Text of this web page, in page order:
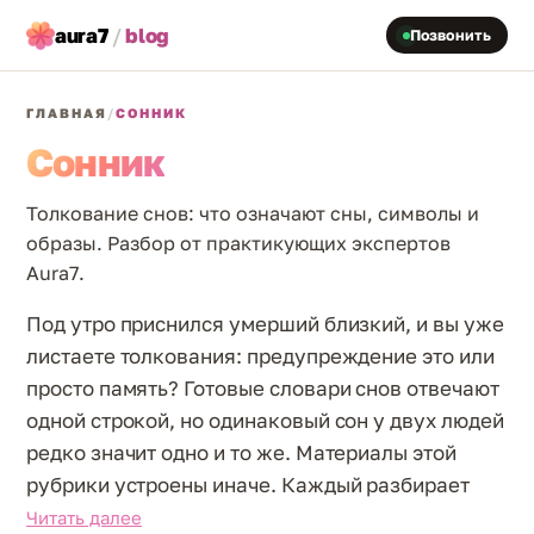
aura7 /blog Позвонить
ГЛАВНАЯ /СОННИК
Сонник
Толкование снов: что означают сны, символы и
образы. Разбор от практикующих экспертов
Aura7.
Под утро приснился умерший близкий, и вы уже
листаете толкования: предупреждение это или
просто память? Готовые словари снов отвечают
одной строкой, но одинаковый сон у двух людей
редко значит одно и то же. Материалы этой
рубрики устроены иначе. Каждый разбирает
символ через контекст: что происходило во сне,
Читать далее